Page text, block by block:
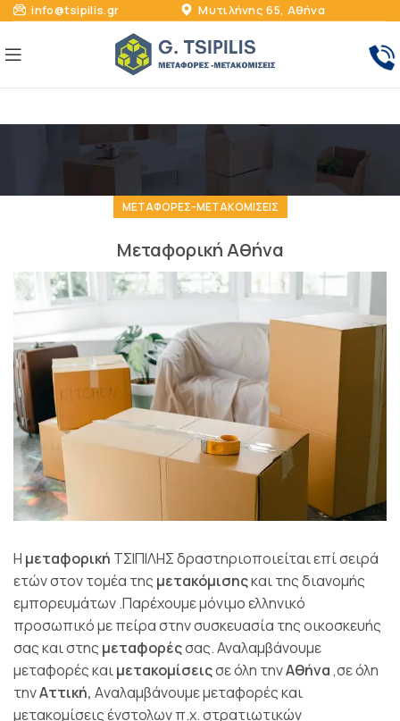
info@tsipilis.gr Μυτιλήνης 65, Αθήνα
ΜΕΤΑΦΟΡΕΣ-ΜΕΤΑΚΟΜΙΣΕΙΣ
Μεταφορική Αθήνα
Η μεταφορική ΤΣΙΠΙΛΗΣ δραστηριοποιείται επί σειρά
ετών στον τομέα της μετακόμισηςκαι της διανομής
εμπορευμάτων .Παρέχουμε μόνιμο ελληνικό
προσωπικό με πείρα στην συσκευασία της οικοσκευής
σας και στης μεταφορέςσας. Αναλαμβάνουμε
μεταφορές καιμετακομίσειςσε όλη τηνΑθήνα,σε όλη
τηνΑττική, Aναλαμβάνουμε μεταφορές και
μετακομίσεις ένστολων π.χ. στρατιωτικών